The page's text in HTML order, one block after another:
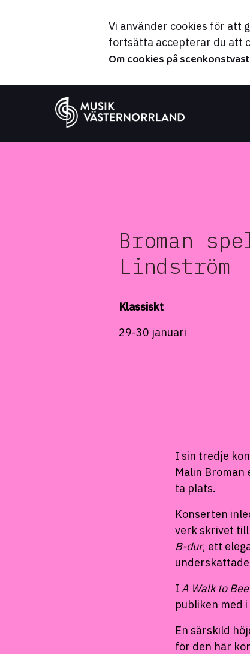
Vi använder cookies för att
fortsätta accepterar du att
Om cookies på
Broman
Lindström
Klassiskt
29-30 januari
I sin tredje
Malin Broman
ta plats.
Konserten
verk skrivet till
B-dur, ett
I A Walk to
publiken med
En särskild
för den här